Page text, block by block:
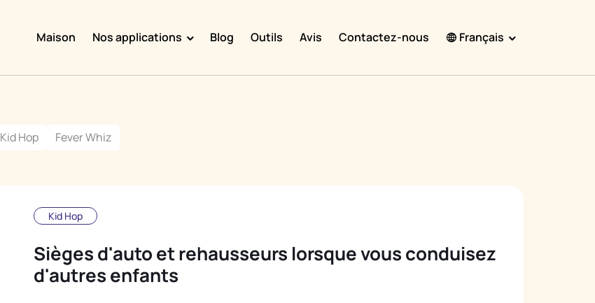
Maison Nos applications
Chore Boss
Blog Outils Avis Contactez-nous Français
한국어
Kid Hop Fever Whiz
Kid Hop
Sièges d'auto et rehausseurs lorsque vous conduisez
d'autres enfants